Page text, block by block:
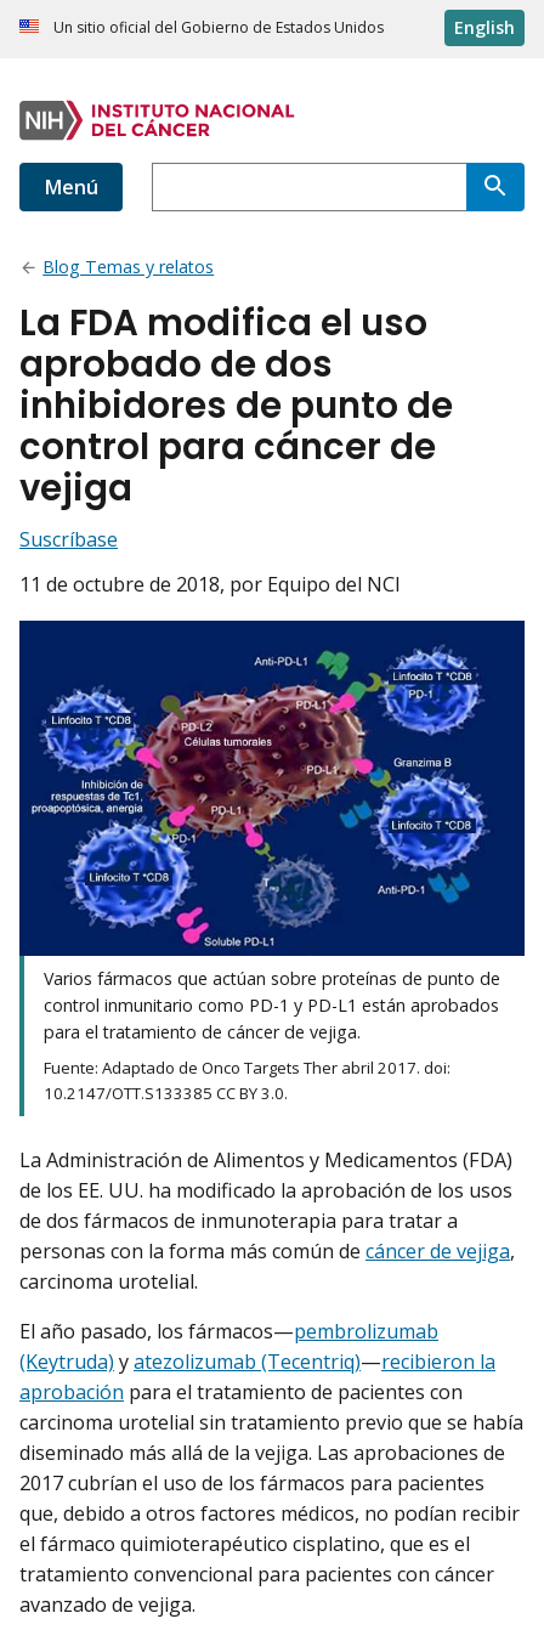
Un sitio oficial del Gobierno de Estados Unidos English
Menú
Blog Temas y relatos
La FDA modifica el uso
aprobado de dos
inhibidores de punto de
control para cáncer de
vejiga
Suscríbase
11 de octubre de 2018, por Equipo del NCI
Varios fármacos que actúan sobre proteínas de punto de
control inmunitario como PD-1 y PD-L1 están aprobados
para el tratamiento de cáncer de vejiga.
Fuente: Adaptado de Onco Targets Ther abril 2017. doi:
10.2147/OTT.S133385 CC BY 3.0.
La Administración de Alimentos y Medicamentos (FDA)
de los EE. UU. ha modificado la aprobación de los usos
de dos fármacos de inmunoterapia para tratar a
personas con la forma más común de cáncer de vejiga,
carcinoma urotelial.
El año pasado, los fármacos—pembrolizumab
(Keytruda) yatezolizumab (Tecentriq)—recibieron la
aprobación para el tratamiento de pacientes con
carcinoma urotelial sin tratamiento previo que se había
diseminado más allá de la vejiga. Las aprobaciones de
2017 cubrían el uso de los fármacos para pacientes
que, debido a otros factores médicos, no podían recibir
el fármaco quimioterapéutico cisplatino, que es el
tratamiento convencional para pacientes con cáncer
avanzado de vejiga.